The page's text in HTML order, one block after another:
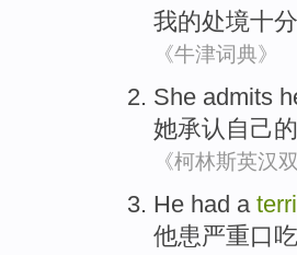
我的处境十
《牛津词典》
She admits
她承认 自己的
《柯林斯英汉
He had a
他患严重口吃